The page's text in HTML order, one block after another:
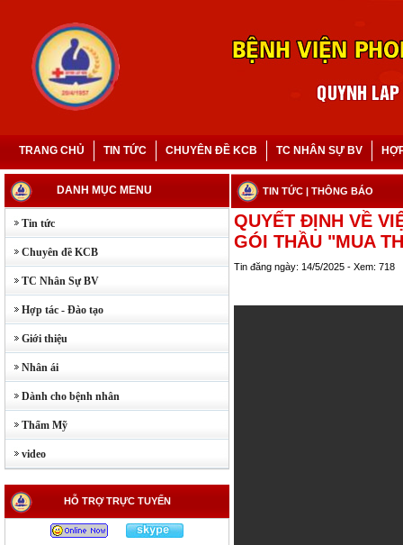
TRANG CHỦ TIN TỨC CHUYÊN ĐỀ KCB TC NHÂN SỰ BV
DANH MỤC MENU
Tin tức
Chuyên đề KCB
TC Nhân Sự BV
Hợp tác - Đào tạo
Giới thiệu
Nhân ái
Dành cho bệnh nhân
Thẩm Mỹ
video
HỖ TRỢ TRỰC TUYẾN
TIN TỨC | THÔNG BÁO
QUYẾT ĐỊNH VỀ
GÓI THẦU "MUA
Tin đăng ngày: 14/5/2025 - Xem: 718